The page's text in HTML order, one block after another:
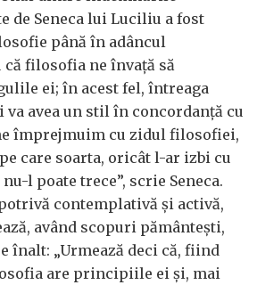
de Seneca lui Luciliu a fost
până în adâncul
filosofia ne învață să
ei; în acest fel, întreaga
va avea un stil în concordanță cu
împrejmuim cu zidul filosofiei,
care soarta, oricât l-ar izbi cu
l poate trece”, scrie Seneca.
contemplativă și activă,
având scopuri pământești,
înalt: „Urmează deci că, fiind
are principiile ei și, mai